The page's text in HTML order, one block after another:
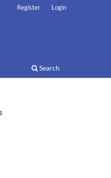
Search
Register Login